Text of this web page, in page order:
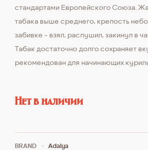
стандартами Европейского Союза.
табака выше среднего, крепость
забивке - взял, распушил, закинул в
Табак достаточно долго сохраняет
рекомендован для начинающих
Нет в наличии
BRAND Adalya